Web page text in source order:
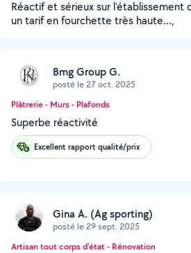
Réactif et sérieux sur l'établissement
un tarif en fourchette très haute...,
Bmg Group G.
posté le 27 oct. 2025
Plâtrerie - Murs - Plafonds
Superbe réactivité
Excellent rapport qualité/prix
Gina A. (Ag sporting)
posté le 29 sept. 2025
Artisan tout corps d'état - Rénovation